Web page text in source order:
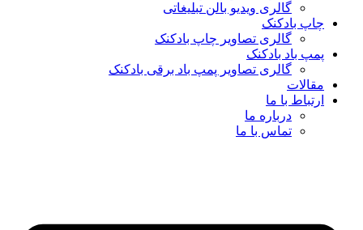
گالری ویدیو بالن تبلیغاتی
چاپ بادکنک
گالری تصاویر چاپ بادکنک
پمپ باد بادکنک
گالری تصاویر پمپ باد برقی بادکنک
مقالات
ارتباط با ما
درباره ما
تماس با ما